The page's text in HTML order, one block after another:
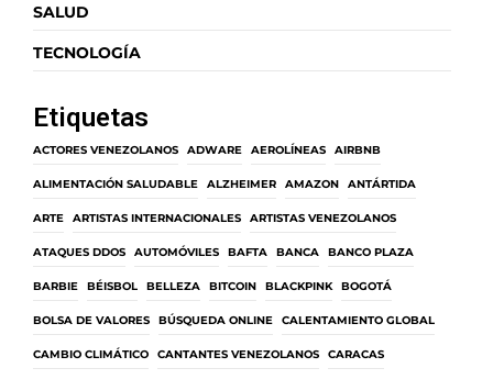
SALUD
TECNOLOGÍA
Etiquetas
ACTORES VENEZOLANOS ADWARE AEROLÍNEAS AIRBNB
ALIMENTACIÓN SALUDABLE ALZHEIMER AMAZON ANTÁRTIDA
ARTE ARTISTAS INTERNACIONALES ARTISTAS VENEZOLANOS
ATAQUES DDOS AUTOMÓVILES BAFTA BANCA BANCO PLAZA
BARBIE BÉISBOL BELLEZA BITCOIN BLACKPINK BOGOTÁ
BOLSA DE VALORES BÚSQUEDA ONLINE CALENTAMIENTO GLOBAL
CAMBIO CLIMÁTICO CANTANTES VENEZOLANOS CARACAS